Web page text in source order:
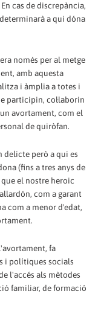
cas de discrepància,
a qui dóna
només per al metge
amb aquesta
i àmplia a totes i
participin, col·laborin
avortament, com el
de quiròfan.
delicte però a qui es
(fins a tres anys de
el nostre heroic
com a garant
com a menor d'edat,
fa
i polítiques socials
l'accés als mètodes
familiar, de formació